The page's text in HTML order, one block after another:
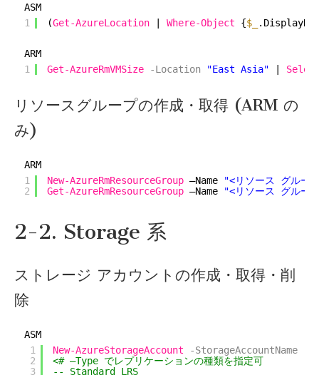
ASM
1
(Get-AzureLocation Where-Object {$_
ARM
1
Get-AzureRmVMSize -Location "East Asia"
リソースグループの作成・取得 (ARM の
み)
ARM
1
2
New-AzureRmResourceGroup –Name
"<リソース グルー
Get-AzureRmResourceGroup –Name "<リソース グルー
2-2. Storage 系
ストレージ アカウントの作成・取得・削
除
ASM
1
2
3
New-AzureStorageAccount -StorageAccountName
<# –Type でレプリケーションの種類を指定可
-- Standard_LRS